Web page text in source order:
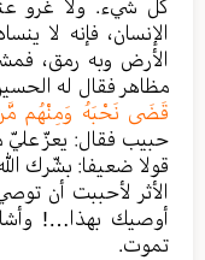
كل شيء. ولا غرو
الإنسان، فإنه لا
الأرض وبه رمق،
مظاهر فقال له
قَضَى نَحْبَهُ وَمِنْهُم مَّن
حبيب فقال: يعزّ عليّ
قولا ضعيفا: بشّرك
الأثر لأحببت أن
أوصيك بهذا…!
تموت.